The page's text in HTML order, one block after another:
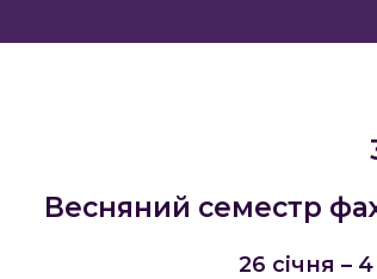
Весняний семестр
26 січня –